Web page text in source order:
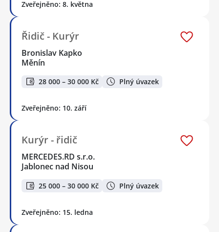
Zveřejněno: 8. května
Řidič - Kurýr
Bronislav Kapko
Měnín
28 000 – 30 000 Kč Plný úvazek
Zveřejněno: 10. září
Kurýr - řidič
MERCEDES.RD s.r.o.
Jablonec nad Nisou
25 000 – 30 000 Kč Plný úvazek
Zveřejněno: 15. ledna